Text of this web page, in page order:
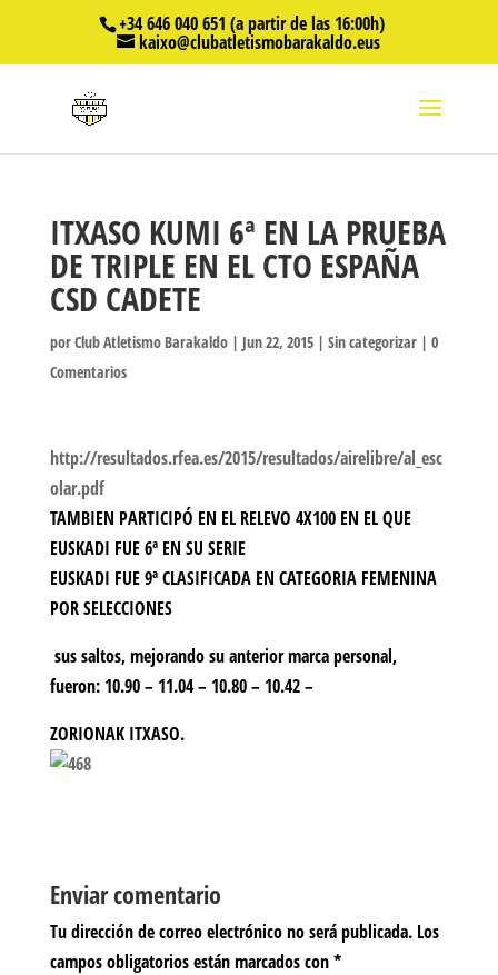
+34 646 040 651 (a partir de las 16:00h)
kaixo@clubatletismobarakaldo.eus
ITXASO KUMI 6ª EN LA PRUEBA
DE TRIPLE EN EL CTO ESPAÑA
CSD CADETE
porClub Atletismo Barakaldo| Jun 22, 2015| Sin categorizar| 0
Comentarios
http://resultados.rfea.es/2015/resultados/airelibre/al_esc
olar.pdf
TAMBIEN PARTICIPÓ EN EL RELEVO 4X100 EN EL QUE
EUSKADI FUE 6ª EN SU SERIE
EUSKADI FUE 9ª CLASIFICADA EN CATEGORIA FEMENINA
POR SELECCIONES
sus saltos, mejorando su anterior marca personal,
fueron: 10.90 – 11.04 – 10.80 – 10.42 –
ZORIONAK ITXASO.
Enviar comentario
Tu dirección de correo electrónico no será publicada. Los
campos obligatorios están marcados con*